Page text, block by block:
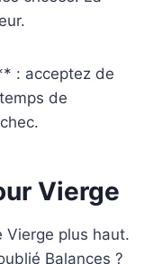
: acceptez de
de
Vierge
Vierge plus haut.
Balances ?